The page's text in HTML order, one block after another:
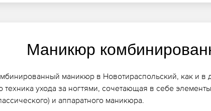
Маникюр
маникюр в Новотираспольский, как и в
техника ухода за ногтями, сочетающая в себе
и аппаратного маникюра.